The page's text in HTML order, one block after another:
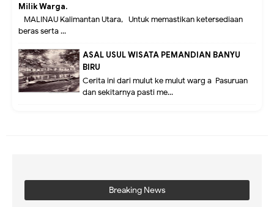
Milik Warga.
MALINAU Kalimantan Utara,- Untuk memastikan ketersediaan
beras serta ...
ASAL USUL WISATA PEMANDIAN BANYU
BIRU
Cerita ini dari mulut ke mulut warg a Pasuruan
dan sekitarnya pasti me...
Breaking News